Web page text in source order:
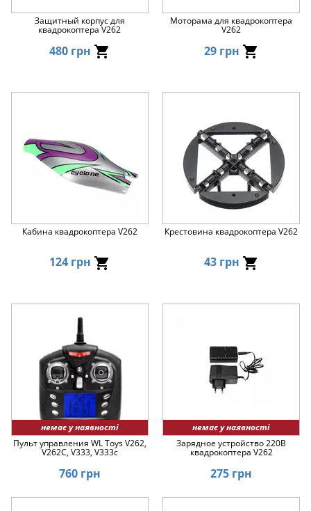
Защитный корпус для
квадрокоптера V262
480 грн
Моторама для квадрокоптера
V262
29 грн
Кабина квадрокоптера V262
124 грн
Крестовина квадрокоптера V262
43 грн
немає у наявності
Пульт управления WL Toys V262,
V262C, V333, V333c
760 грн
немає у наявності
Зарядное устройство 220В
квадрокоптера V262
275 грн